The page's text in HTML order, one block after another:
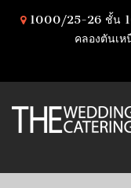
1000/25-26 ชั้น
คลองตันเ